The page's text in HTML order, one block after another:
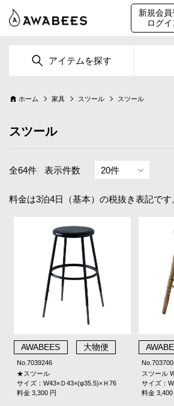
新規会
ログイ
アイテムを探す
ホーム 家具 スツール スツール
スツール
全64件 表示件数
料金は3泊4日（基本）の税抜き表記です
AWABEES 大物便
No.7039246
★スツール
サイズ：W43×Ｄ43×(φ35.5)×Ｈ76
料金 3,300 円
スツール
サイズ：
料金 3,400